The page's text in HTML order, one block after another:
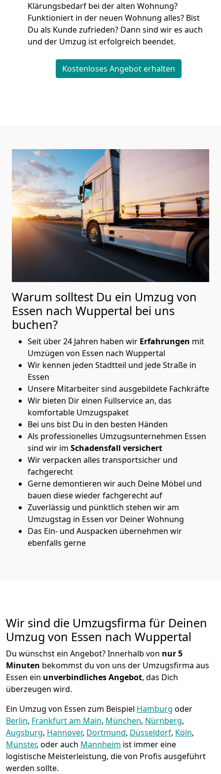
Klärungsbedarf bei der alten Wohnung?
Funktioniert in der neuen Wohnung alles? Bist
Du als Kunde zufrieden? Dann sind wir es auch
und der Umzug ist erfolgreich beendet.
Kostenloses Angebot erhalten
Warum solltest Du ein Umzug von
Essen nach Wuppertal bei uns
buchen?
Seit über 24 Jahren haben wir Erfahrungen mit
Umzügen von Essen nach Wuppertal
Wir kennen jeden Stadtteil und jede Straße in
Essen
Unsere Mitarbeiter sind ausgebildete Fachkräfte
Wir bieten Dir einen Fullservice an, das
komfortable Umzugspaket
Bei uns bist Du in den besten Händen
Als professionelles Umzugsunternehmen Essen
sind wir im Schadensfall versichert
Wir verpacken alles transportsicher und
fachgerecht
Gerne demontieren wir auch Deine Möbel und
bauen diese wieder fachgerecht auf
Zuverlässig und pünktlich stehen wir am
Umzugstag in Essen vor Deiner Wohnung
Das Ein- und Auspacken übernehmen wir
ebenfalls gerne
Wir sind die Umzugsfirma für Deinen
Umzug von Essen nach Wuppertal
Du wünschst ein Angebot? Innerhalb von nur 5
Minuten bekommst du von uns der Umzugsfirma aus
Essen ein unverbindliches Angebot, das Dich
überzeugen wird.
Ein Umzug von Essen zum Beispiel Hamburg oder
Berlin, Frankfurt am Main, München, Nürnberg,
Augsburg, Hannover, Dortmund, Düsseldorf, Köln,
Münster, oder auch Mannheim ist immer eine
logistische Meisterleistung, die von Profis ausgeführt
werden sollte.